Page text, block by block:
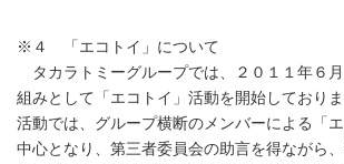
※４ 「エコトイ」について
タカラトミーグループでは、２０１１年６
組みとして「エコトイ」活動を開始しておりま
活動では、グループ横断のメンバーによる「
中心となり、第三者委員会の助言を得ながら